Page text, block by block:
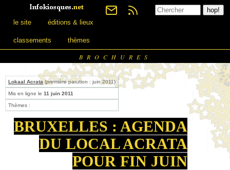
le site éditions & lieux
classements thèmes
BROCHURES
Lokaal Acrata (première parution : juin 2011)
Mis en ligne le 11 juin 2011
Thèmes :
BRUXELLES : AGENDA
DU LOCAL ACRATA
POUR FIN JUIN